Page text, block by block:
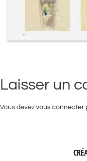
Laisser un
Vous devez vous connecter